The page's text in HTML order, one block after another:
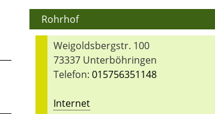
Rohrhof
Weigoldsbergstr. 100
73337 Unterböhringen
Telefon:015756351148
Internet